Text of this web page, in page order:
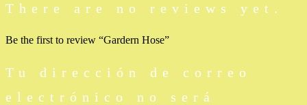
There are no reviews yet.
Be the first to review “Gardern Hose”
Tu dirección de correo
electrónico no será